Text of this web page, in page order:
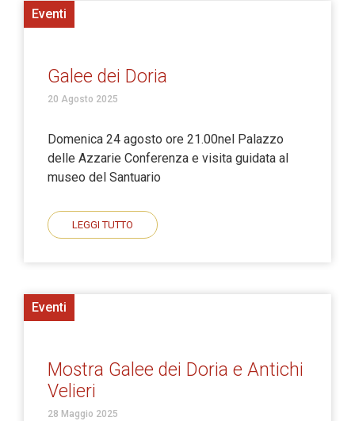
Eventi
Galee dei Doria
20 Agosto 2025
Domenica 24 agosto ore 21.00nel Palazzo
delle Azzarie Conferenza e visita guidata al
museo del Santuario
LEGGI TUTTO
Eventi
Mostra Galee dei Doria e Antichi
Velieri
28 Maggio 2025